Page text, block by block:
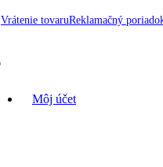
Vrátenie tovaruReklamačný
Môj účet